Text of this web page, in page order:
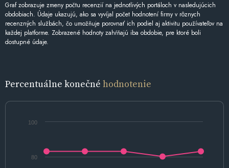
Graf zobrazuje zmeny počtu recenzií na jednotlivých portáloch v nasledujúcich
obdobiach. Údaje ukazujú, ako sa vyvíjal počet hodnotení firmy v rôznych
recenzných službách, čo umožňuje porovnať ich podiel aj aktivitu používateľov na
každej platforme. Zobrazené hodnoty zahŕňajú iba obdobie, pre ktoré boli
dostupné údaje.
Percentuálne konečné hodnotenie
80
100